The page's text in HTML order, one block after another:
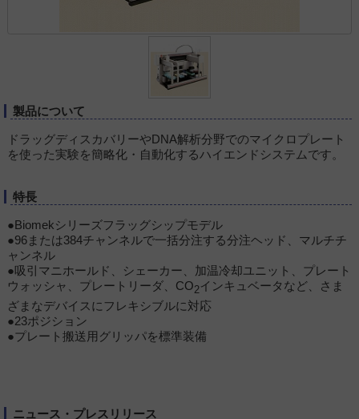
製品について
ドラッグディスカバリーやDNA解析分野でのマイクロプレート
を使った実験を簡略化・自動化するハイエンドシステムです。
特長
●Biomekシリーズフラッグシップモデル
●96または384チャンネルで一括分注する分注ヘッド、マルチチ
ャンネル
●吸引マニホールド、シェーカー、加温冷却ユニット、プレート
ウォッシャ、プレートリーダ、CO2インキュベータなど、さま
ざまなデバイスにフレキシブルに対応
●23ポジション
●プレート搬送用グリッパを標準装備
ニュース・プレスリリース